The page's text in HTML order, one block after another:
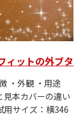
ィットの外ブタ
・外観 ・用途
本カバーの違い
用サイズ：横346